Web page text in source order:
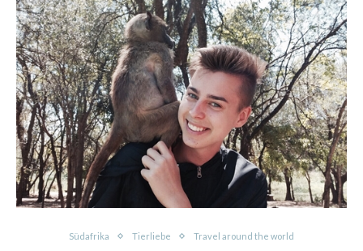
Südafrika Tierliebe Travel around the world